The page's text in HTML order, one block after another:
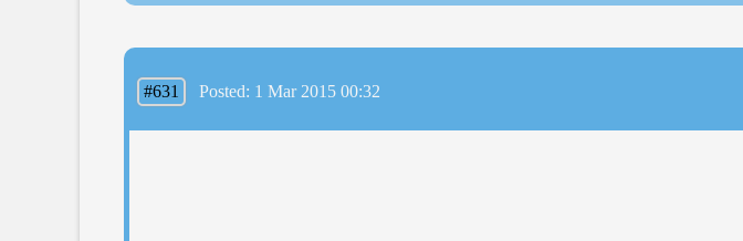
#631 Posted: 1 Mar 2015 00:32